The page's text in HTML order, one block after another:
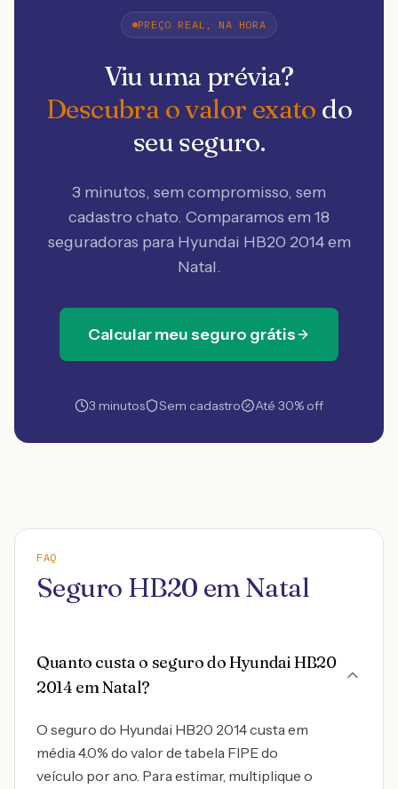
PREÇO REAL, NA HORA
Viu uma prévia?
Descubra o valor exato do
seu seguro.
3 minutos, sem compromisso, sem
cadastro chato. Comparamos em 18
seguradoras para Hyundai HB20 2014 em
Natal.
Calcular meu seguro grátis
3 minutos Sem cadastro Até 30% off
FAQ
Seguro HB20 em Natal
Quanto custa o seguro do Hyundai HB20
2014 em Natal?
O seguro do Hyundai HB20 2014 custa em
média 4.0% do valor de tabela FIPE do
veículo por ano. Para estimar, multiplique o